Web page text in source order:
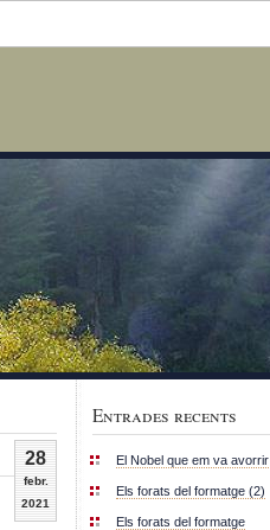
28
febr.
2021
Entrades recents
El Nobel que em va avorrir
Els forats del formatge (2)
Els forats del formatge